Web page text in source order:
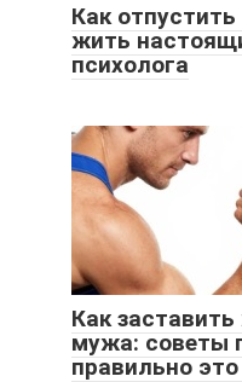
Как
жить
психолога
Как
мужа: советы
правильно